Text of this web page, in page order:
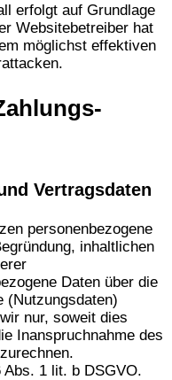
erfolgt auf Grundlage
Websitebetreiber hat
möglichst effektiven
Vertragsdaten
personenbezogene
inhaltlichen
Daten über die
(Nutzungsdaten)
nur, soweit dies
Inanspruchnahme des
1 lit. b DSGVO.